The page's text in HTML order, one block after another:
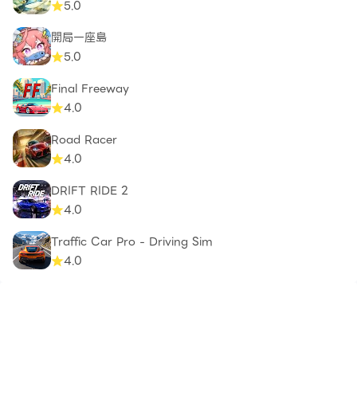
5.0
開局一座島
5.0
Final Freeway
4.0
Road Racer
4.0
DRIFT RIDE 2
4.0
Traffic Car Pro - Driving Sim
4.0